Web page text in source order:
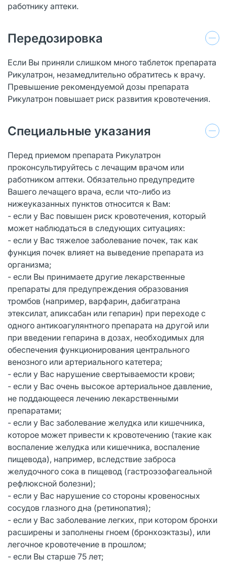
работнику аптеки.
Передозировка
Если Вы приняли слишком много таблеток препарата
Рикулатрон, незамедлительно обратитесь к врачу.
Превышение рекомендуемой дозы препарата
Рикулатрон повышает риск развития кровотечения.
Специальные указания
Перед приемом препарата Рикулатрон
проконсультируйтесь с лечащим врачом или
работником аптеки. Обязательно предупредите
Вашего лечащего врача, если что-либо из
нижеуказанных пунктов относится к Вам:
- если у Вас повышен риск кровотечения, который
может наблюдаться в следующих ситуациях:
- если у Вас тяжелое заболевание почек, так как
функция почек влияет на выведение препарата из
организма;
- если Вы принимаете другие лекарственные
препараты для предупреждения образования
тромбов (например, варфарин, дабигатрана
этексилат, апиксабан или гепарин) при переходе с
одного антикоагулянтного препарата на другой или
при введении гепарина в дозах, необходимых для
обеспечения функционирования центрального
венозного или артериального катетера;
- если у Вас нарушение свертываемости крови;
- если у Вас очень высокое артериальное давление,
не поддающееся лечению лекарственными
препаратами;
- если у Вас заболевание желудка или кишечника,
которое может привести к кровотечению (такие как
воспаление желудка или кишечника, воспаление
пищевода), например, вследствие заброса
желудочного сока в пищевод (гастроэзофагеальной
рефлюксной болезни);
- если у Вас нарушение со стороны кровеносных
сосудов глазного дна (ретинопатия);
- если у Вас заболевание легких, при котором бронхи
расширены и заполнены гноем (бронхоэктазы), или
легочное кровотечение в прошлом;
- если Вы старше 75 лет;